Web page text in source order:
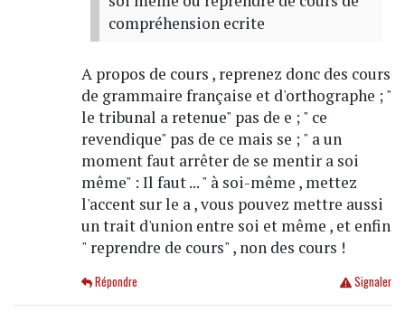
compréhension ecrite
A propos de cours , reprenez donc des cours
de grammaire française et d'orthographe ; "
le tribunal a retenue" pas de e ; " ce
revendique" pas de ce mais se ; " a un
moment faut arrêter de se mentir a soi
même" : Il faut ... " à soi-même , mettez
l'accent sur le a , vous pouvez mettre aussi
un trait d'union entre soi et même , et enfin
" reprendre de cours" , non des cours !
Signaler
Répondre